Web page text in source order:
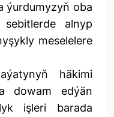
ýurdumyzyň oba
alnyp
meselelere
häkimi
dowam edýän
işleri barada